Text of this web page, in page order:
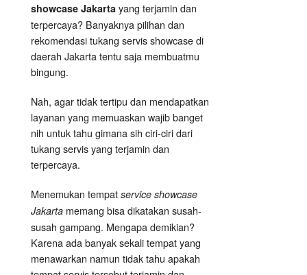
showcase Jakarta yang terjamin dan
terpercaya? Banyaknya pilihan dan
rekomendasi tukang servis showcase di
daerah Jakarta tentu saja membuatmu
bingung.
Nah, agar tidak tertipu dan mendapatkan
layanan yang memuaskan wajib banget
nih untuk tahu gimana sih ciri-ciri dari
tukang servis yang terjamin dan
terpercaya.
Menemukan tempat service showcase
Jakarta memang bisa dikatakan susah-
susah gampang. Mengapa demikian?
Karena ada banyak sekali tempat yang
menawarkan namun tidak tahu apakah